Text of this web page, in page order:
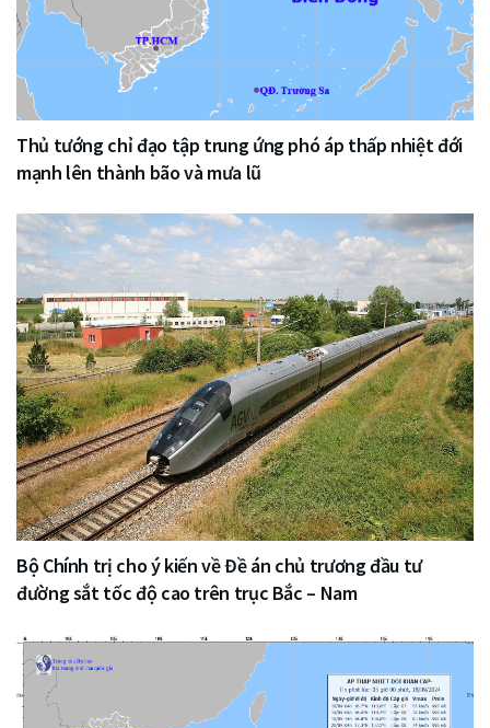
Thủ tướng chỉ đạo tập trung ứng phó áp thấp nhiệt đới
mạnh lên thành bão và mưa lũ
Bộ Chính trị cho ý kiến về Đề án chủ trương đầu tư
đường sắt tốc độ cao trên trục Bắc – Nam